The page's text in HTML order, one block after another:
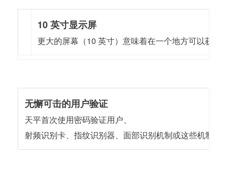
10 英寸显示屏
更大的屏幕（10 英寸）意味着在一个地方可以获得
无懈可击的用户验证
天平首次使用密码验证用户、
射频识别卡、指纹识别器、面部识别机制或这些机制的